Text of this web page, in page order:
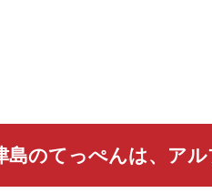
島のてっぺんは、アル